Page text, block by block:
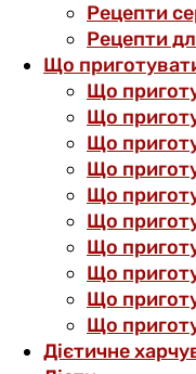
Рецепти
Рецепти
Що
Що
Що
Що
Що
Що
Що
Що
Що
Що
Що
Дієтичне